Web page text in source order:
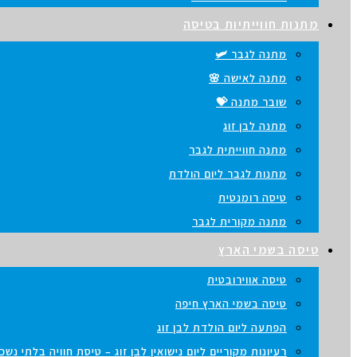
מתנות חווייתיות בטיסה
מתנה לגבר 🛩️
מתנה לאישה 🌸
שובר מתנה 💝
מתנה לבן זוג
מתנה חווייתית לגבר
מתנות לגבר ליום הולדת
טיסה רומנטית
מתנה מקורית לגבר
טיסה בשמי הארץ
טיסה אווירובטית
טיסה בשמי הארץ חיפה
הפתעה ליום הולדת לבן זוג
רעיונות מקוריים ליום נישואין לבן זוג – טיסת חוויה בלתי